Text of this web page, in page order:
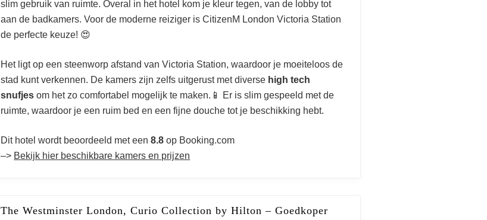
slim gebruik van ruimte. Overal in het hotel kom je kleur tegen, van de lobby tot
aan de badkamers. Voor de moderne reiziger is CitizenM London Victoria Station
de perfecte keuze! 😍
Het ligt op een steenworp afstand van Victoria Station, waardoor je moeiteloos de
stad kunt verkennen. De kamers zijn zelfs uitgerust met diverse high tech
snufjes om het zo comfortabel mogelijk te maken.📱 Er is slim gespeeld met de
ruimte, waardoor je een ruim bed en een fijne douche tot je beschikking hebt.
Dit hotel wordt beoordeeld met een8.8 op Booking.com
–> Bekijk hier beschikbare kamers en prijzen
The Westminster London, Curio Collection by Hilton – Goedkoper